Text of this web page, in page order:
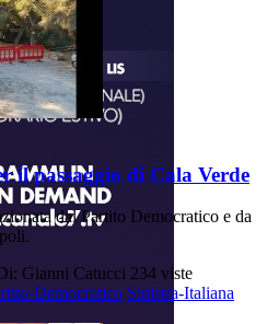
il passaggio di Cala Verde
dal Partito Democratico e da
Gianni Catucci 234 viste
Democratico Sinistra-Italiana